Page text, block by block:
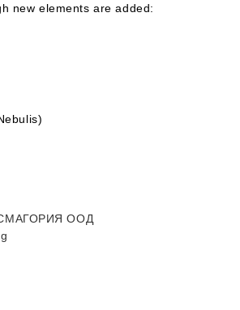
new elements are added:
ООД